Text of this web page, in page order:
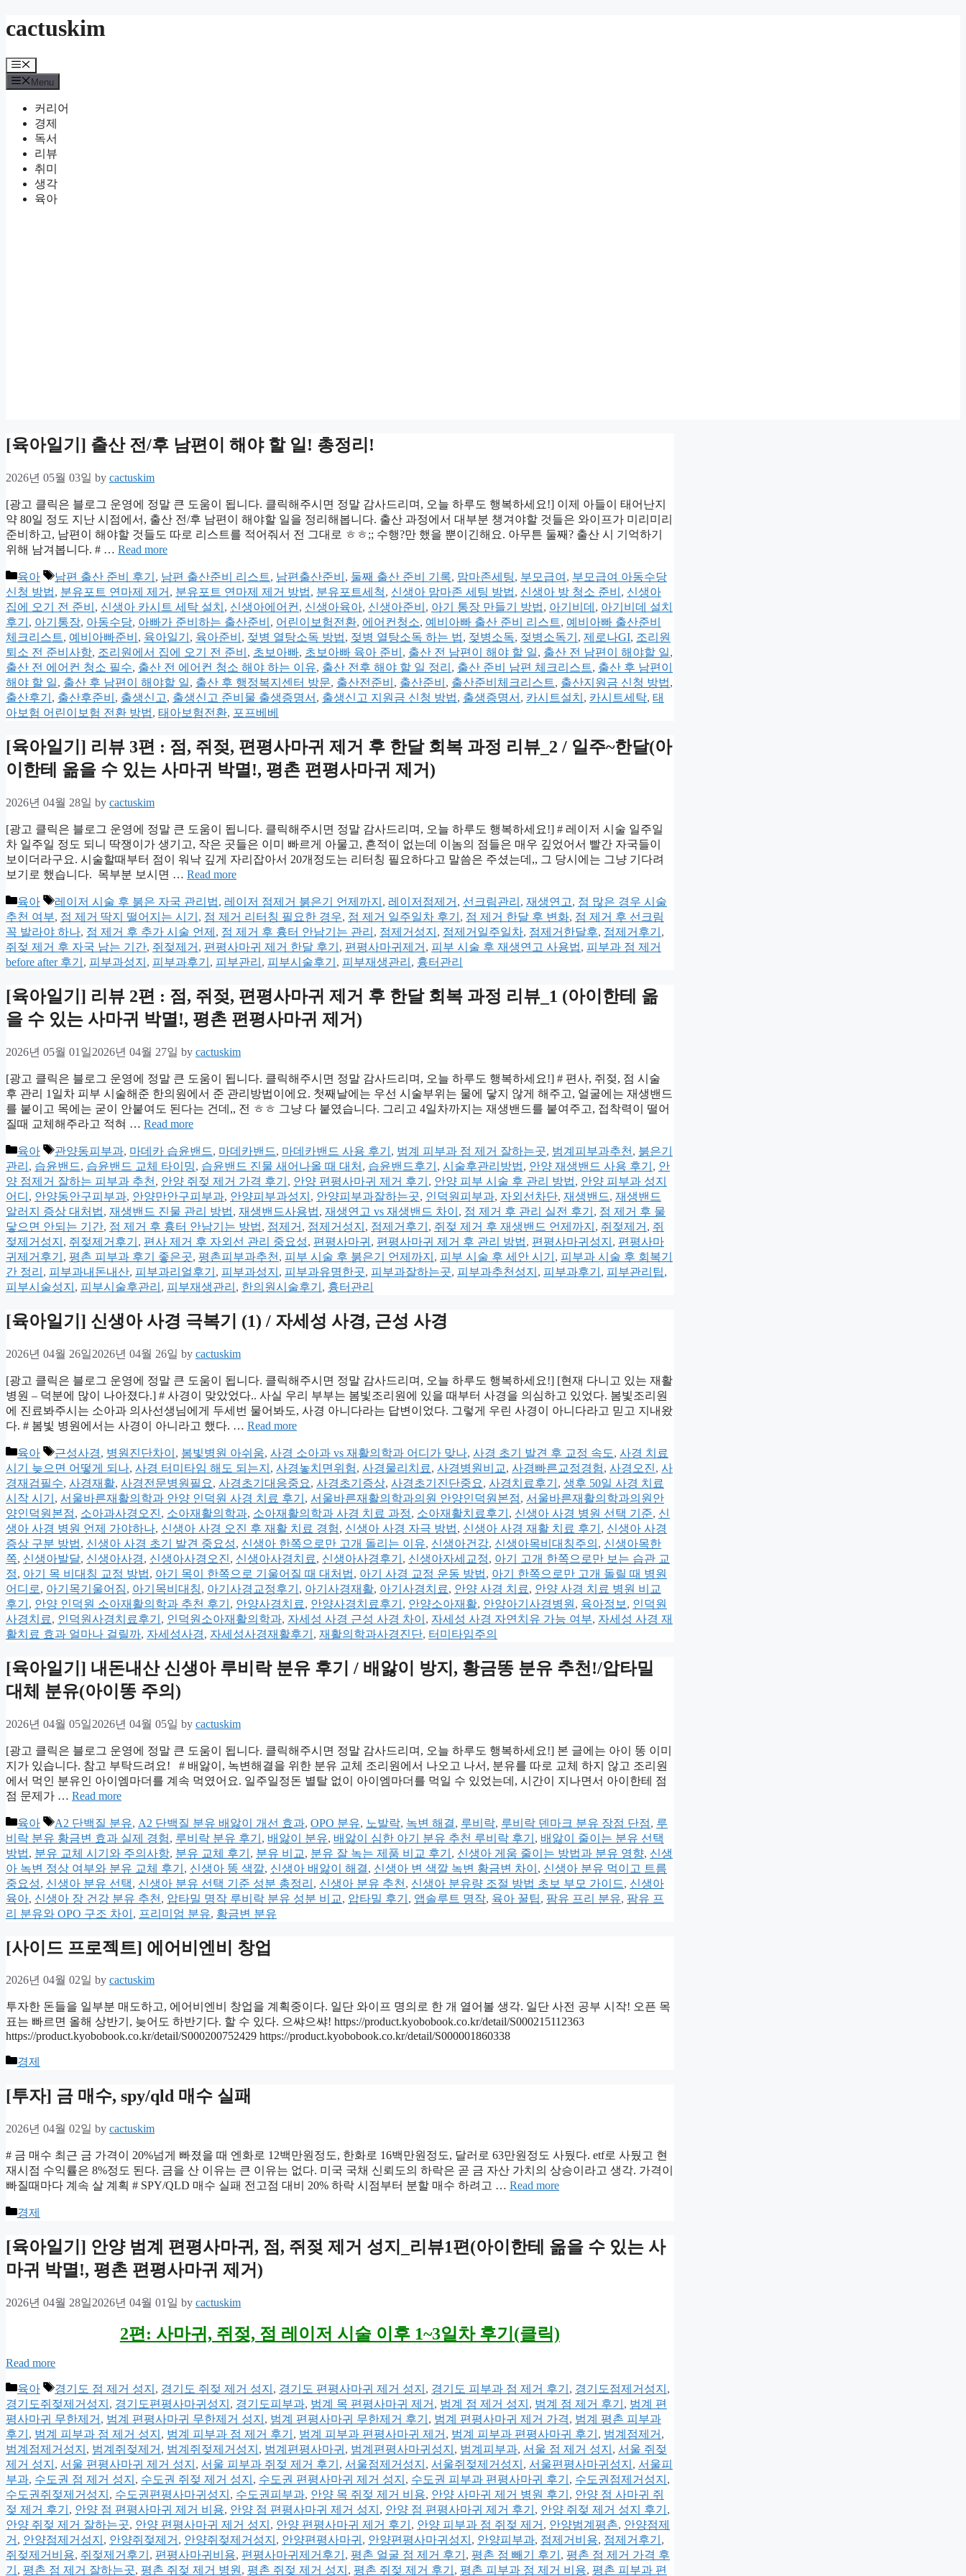
to
cactuskim
Menu
Menu
커리어
경제
독서
리뷰
취미
생각
육아
[육아일기] 출산 전/후 남편이 해야 할 일! 총정리!
2026년 05월 03일 by cactuskim
[광고 클릭은 블로그 운영에 정말 큰 도움이 됩니다. 클릭해주시면 정말 감사드리며, 오늘 하루도 행복하세요!] 이제 아들이 태어난지
약 80일 정도 지난 시점에서, 출산 전/후 남편이 해야할 일을 정리해봅니다. 출산 과정에서 대부분 챙겨야할 것들은 와이프가 미리미리
준비하고, 남편이 해야할 것들도 따로 리스트를 적어줘서 전 그대로 ㅎㅎ;; 수행?만 했을 뿐이긴해요. 아무튼 둘째? 출산 시 기억하기
위해 남겨봅니다. # … Read more
Categories
육아 Tags
남편 출산 준비 후기 , 남편 출산준비 리스트, 남편출산준비 , 둘째 출산 준비 기록, 맘마존세팅, 부모급여 , 부모급여 아동수당
신청 방법, 분유포트 연마제 제거 , 분유포트 연마제 제거 방법, 분유포트세척, 신생아 맘마존 세팅 방법, 신생아 방 청소 준비 , 신생아
집에 오기 전 준비 , 신생아 카시트 세탁 설치 , 신생아에어컨 , 신생아육아, 신생아준비 , 아기 통장 만들기 방법, 아기비데 , 아기비데 설치
후기 , 아기통장, 아동수당, 아빠가 준비하는 출산준비 , 어린이보험전환, 에어컨청소, 예비아빠 출산 준비 리스트, 예비아빠 출산준비
체크리스트, 예비아빠준비 , 육아일기 , 육아준비 , 젖병 열탕소독 방법, 젖병 열탕소독 하는 법, 젖병소독, 젖병소독기 , 제로나GI, 조리원
퇴소 전 준비사항, 조리원에서 집에 오기 전 준비 , 초보아빠, 초보아빠 육아 준비 , 출산 전 남편이 해야 할 일, 출산 전 남편이 해야할 일,
출산 전 에어컨 청소 필수, 출산 전 에어컨 청소 해야 하는 이유, 출산 전후 해야 할 일 정리 , 출산 준비 남편 체크리스트, 출산 후 남편이
해야 할 일, 출산 후 남편이 해야할 일, 출산 후 행정복지센터 방문, 출산전준비 , 출산준비 , 출산준비체크리스트, 출산지원금 신청 방법,
출산후기 , 출산후준비 , 출생신고, 출생신고 준비물 출생증명서 , 출생신고 지원금 신청 방법, 출생증명서 , 카시트설치 , 카시트세탁, 태
아보험 어린이보험 전환 방법, 태아보험전환, 포프베베
[육아일기] 리뷰 3편 : 점, 쥐젖, 편평사마귀 제거 후 한달 회복 과정 리뷰_2 / 일주~한달(아
이한테 옮을 수 있는 사마귀 박멸!, 평촌 편평사마귀 제거)
2026년 04월 28일 by cactuskim
[광고 클릭은 블로그 운영에 정말 큰 도움이 됩니다. 클릭해주시면 정말 감사드리며, 오늘 하루도 행복하세요!] # 레이저 시술 일주일
차 일주일 정도 되니 딱쟁이가 생기고, 작은 곳들은 이미 빠르게 아물고, 흔적이 없는데 이놈의 점들은 매우 깊었어서 빨간 자국들이
보이더라구요. 시술할때부터 점이 워낙 깊게 자리잡아서 20개정도는 리터칭 필요하다고 말씀은 주셨는데,, 그 당시에는 그냥 기다려
보기로 했습니다. 목부분 보시면 … Read more
Categories
육아 Tags
레이저 시술 후 붉은 자국 관리법, 레이저 점제거 붉은기 언제까지 , 레이저점제거 , 선크림관리 , 재생연고, 점 많은 경우 시술
추천 여부, 점 제거 딱지 떨어지는 시기 , 점 제거 리터칭 필요한 경우, 점 제거 일주일차 후기 , 점 제거 한달 후 변화, 점 제거 후 선크림
꼭 발라야 하나, 점 제거 후 추가 시술 언제 , 점 제거 후 흉터 안남기는 관리 , 점제거성지 , 점제거일주일차, 점제거한달후, 점제거후기 ,
쥐젖 제거 후 자국 남는 기간, 쥐젖제거 , 편평사마귀 제거 한달 후기 , 편평사마귀제거 , 피부 시술 후 재생연고 사용법, 피부과 점 제거
before after 후기 , 피부과성지 , 피부과후기 , 피부관리 , 피부시술후기 , 피부재생관리 , 흉터관리
[육아일기] 리뷰 2편 : 점, 쥐젖, 편평사마귀 제거 후 한달 회복 과정 리뷰_1 (아이한테 옮
을 수 있는 사마귀 박멸!, 평촌 편평사마귀 제거)
2026년 05월 01일2026년 04월 27일 by cactuskim
[광고 클릭은 블로그 운영에 정말 큰 도움이 됩니다. 클릭해주시면 정말 감사드리며, 오늘 하루도 행복하세요!] # 편사, 쥐젖, 점 시술
후 관리 1일차 피부 시술해준 한의원에서 준 관리방법이에요. 첫째날에는 우선 시술부위는 물에 닿지 않게 해주고, 얼굴에는 재생밴드
를 붙이고 목에는 굳이 안붙여도 된다는 건데,, 전 ㅎㅎ 그냥 다 붙였습니다. 그리고 4일차까지는 재생밴드를 붙여주고, 접착력이 떨어
질때 교체해주라고 적혀 … Read more
Categories
육아 Tags
관양동피부과, 마데카 습윤밴드, 마데카밴드, 마데카밴드 사용 후기 , 범계 피부과 점 제거 잘하는곳, 범계피부과추천 , 붉은기
관리 , 습윤밴드, 습윤밴드 교체 타이밍, 습윤밴드 진물 새어나올 때 대처 , 습윤밴드후기 , 시술후관리방법, 안양 재생밴드 사용 후기 , 안
양 점제거 잘하는 피부과 추천 , 안양 쥐젖 제거 가격 후기 , 안양 편평사마귀 제거 후기 , 안양 피부 시술 후 관리 방법, 안양 피부과 성지
어디 , 안양동안구피부과, 안양만안구피부과, 안양피부과성지 , 안양피부과잘하는곳, 인덕원피부과, 자외선차단, 재생밴드, 재생밴드
알러지 증상 대처법, 재생밴드 진물 관리 방법, 재생밴드사용법, 재생연고 vs 재생밴드 차이 , 점 제거 후 관리 실전 후기 , 점 제거 후 물
닿으면 안되는 기간, 점 제거 후 흉터 안남기는 방법, 점제거 , 점제거성지 , 점제거후기 , 쥐젖 제거 후 재생밴드 언제까지 , 쥐젖제거 , 쥐
젖제거성지 , 쥐젖제거후기 , 편사 제거 후 자외선 관리 중요성, 편평사마귀 , 편평사마귀 제거 후 관리 방법, 편평사마귀성지 , 편평사마
귀제거후기 , 평촌 피부과 후기 좋은곳, 평촌피부과추천 , 피부 시술 후 붉은기 언제까지 , 피부 시술 후 세안 시기 , 피부과 시술 후 회복기
간 정리 , 피부과내돈내산, 피부과리얼후기 , 피부과성지 , 피부과유명한곳, 피부과잘하는곳, 피부과추천성지 , 피부과후기 , 피부관리팁,
피부시술성지 , 피부시술후관리 , 피부재생관리 , 한의원시술후기 , 흉터관리
[육아일기] 신생아 사경 극복기 (1) / 자세성 사경, 근성 사경
2026년 04월 26일2026년 04월 26일 by cactuskim
[광고 클릭은 블로그 운영에 정말 큰 도움이 됩니다. 클릭해주시면 정말 감사드리며, 오늘 하루도 행복하세요!] [현재 다니고 있는 재활
병원 – 덕분에 많이 나아졌다.] # 사경이 맞았었다.. 사실 우리 부부는 봄빛조리원에 있을 때부터 사경을 의심하고 있었다. 봄빛조리원
에 진료봐주시는 소아과 의사선생님에게 두세번 물어봐도, 사경 아니다라는 답변이었다. 그렇게 우린 사경이 아니다라고 믿고 지내왔
다. # 봄빛 병원에서는 사경이 아니라고 했다. … Read more
Categories
육아 Tags
근성사경, 병원진단차이 , 봄빛병원 아쉬움, 사경 소아과 vs 재활의학과 어디가 맞나, 사경 초기 발견 후 교정 속도, 사경 치료
시기 늦으면 어떻게 되나, 사경 터미타임 해도 되는지 , 사경놓치면위험, 사경물리치료, 사경병원비교, 사경빠른교정경험, 사경오진, 사
경재검필수, 사경재활, 사경전문병원필요, 사경초기대응중요, 사경초기증상, 사경초기진단중요, 사경치료후기 , 생후 50일 사경 치료
시작 시기 , 서울바른재활의학과 안양 인덕원 사경 치료 후기 , 서울바른재활의학과의원 안양인덕원본점, 서울바른재활의학과의원안
양인덕원본점, 소아과사경오진, 소아재활의학과, 소아재활의학과 사경 치료 과정, 소아재활치료후기 , 신생아 사경 병원 선택 기준, 신
생아 사경 병원 언제 가야하나, 신생아 사경 오진 후 재활 치료 경험, 신생아 사경 자극 방법, 신생아 사경 재활 치료 후기 , 신생아 사경
증상 구분 방법, 신생아 사경 초기 발견 중요성, 신생아 한쪽으로만 고개 돌리는 이유, 신생아건강, 신생아목비대칭주의 , 신생아목한
쪽, 신생아발달, 신생아사경, 신생아사경오진, 신생아사경치료, 신생아사경후기 , 신생아자세교정, 아기 고개 한쪽으로만 보는 습관 교
정, 아기 목 비대칭 교정 방법, 아기 목이 한쪽으로 기울어질 때 대처법, 아기 사경 교정 운동 방법, 아기 한쪽으로만 고개 돌릴 때 병원
어디로, 아기목기울어짐, 아기목비대칭, 아기사경교정후기 , 아기사경재활, 아기사경치료, 안양 사경 치료, 안양 사경 치료 병원 비교
후기 , 안양 인덕원 소아재활의학과 추천 후기 , 안양사경치료, 안양사경치료후기 , 안양소아재활, 안양아기사경병원 , 육아정보 , 인덕원
사경치료, 인덕원사경치료후기 , 인덕원소아재활의학과, 자세성 사경 근성 사경 차이 , 자세성 사경 자연치유 가능 여부, 자세성 사경 재
활치료 효과 얼마나 걸릴까, 자세성사경, 자세성사경재활후기 , 재활의학과사경진단, 터미타임주의
[육아일기] 내돈내산 신생아 루비락 분유 후기 / 배앓이 방지, 황금똥 분유 추천!/압타밀
대체 분유(아이똥 주의)
2026년 04월 05일2026년 04월 05일 by cactuskim
[광고 클릭은 블로그 운영에 정말 큰 도움이 됩니다. 클릭해주시면 정말 감사드리며, 오늘 하루도 행복하세요!] 본 글에는 아이 똥 이미
지가 있습니다. 참고 부탁드려요! # 배앓이, 녹변해결을 위한 분유 교체 조리원에서 나오고 나서, 분유를 따로 교체 하지 않고 조리원
에서 먹인 분유인 아이엠마더를 계속 먹였어요. 일주일정돈 별탈 없이 아이엠마더를 먹일 수 있었는데, 시간이 지나면서 아이한테 점
점 문제가 … Read more
Categories
육아 Tags
A2 단백질 분유, A2 단백질 분유 배앓이 개선 효과, OPO 분유, 노발락, 녹변 해결, 루비락, 루비락 덴마크 분유 장점 단점, 루
비락 분유 황금변 효과 실제 경험, 루비락 분유 후기 , 배앓이 분유, 배앓이 심한 아기 분유 추천 루비락 후기 , 배앓이 줄이는 분유 선택
방법, 분유 교체 시기와 주의사항, 분유 교체 후기 , 분유 비교, 분유 잘 녹는 제품 비교 후기 , 신생아 게움 줄이는 방법과 분유 영향, 신생
아 녹변 정상 여부와 분유 교체 후기 , 신생아 똥 색깔, 신생아 배앓이 해결, 신생아 변 색깔 녹변 황금변 차이 , 신생아 분유 먹이고 트름
중요성, 신생아 분유 선택, 신생아 분유 선택 기준 성분 총정리 , 신생아 분유 추천 , 신생아 분유량 조절 방법 초보 부모 가이드, 신생아
육아, 신생아 장 건강 분유 추천 , 압타밀 명작 루비락 분유 성분 비교, 압타밀 후기 , 앱솔루트 명작, 육아 꿀팁, 팜유 프리 분유, 팜유 프
리 분유와 OPO 구조 차이 , 프리미엄 분유, 황금변 분유
[사이드 프로젝트] 에어비엔비 창업
2026년 04월 02일 by cactuskim
투자한 돈들을 일부분 매도하고, 에어비엔비 창업을 계획중이다. 일단 와이프 명의로 한 개 열어볼 생각. 일단 사전 공부 시작! 오픈 목
표는 빠르면 올해 상반기, 늦어도 하반기다. 할 수 있다. 으쌰으쌰! https://product.kyobobook.co.kr/detail/S000215112363
https://product.kyobobook.co.kr/detail/S000200752429 https://product.kyobobook.co.kr/detail/S000001860338
Categories
경제
[투자] 금 매수, spy/qld 매수 실패
2026년 04월 02일 by cactuskim
# 금 매수 최근 금 가격이 20%넘게 빠졌을 때 엔화로 12백만원정도, 한화로 16백만원정도, 달러로 63만원정도 사뒀다. etf로 사뒀고 현
재시점 수익률은 8%정도 된다. 금을 산 이유는 큰 이유는 없다. 미국 국채 신뢰도의 하락은 곧 금 자산 가치의 상승이라고 생각. 가격이
빠질때마다 계속 살 계획 # SPY/QLD 매수 실패 전고점 대비 20% 하락 시점부터 분할 매수 하려고 … Read more
Categories
경제
[육아일기] 안양 범계 편평사마귀, 점, 쥐젖 제거 성지_리뷰1편(아이한테 옮을 수 있는 사
마귀 박멸!, 평촌 편평사마귀 제거)
2026년 04월 28일2026년 04월 01일 by cactuskim
2편: 사마귀, 쥐젖, 점 레이저 시술 이후 1~3일차 후기(클릭)
Read more
Categories
육아 Tags
경기도 점 제거 성지 , 경기도 쥐젖 제거 성지 , 경기도 편평사마귀 제거 성지 , 경기도 피부과 점 제거 후기 , 경기도점제거성지 ,
경기도쥐젖제거성지 , 경기도편평사마귀성지 , 경기도피부과, 범계 목 편평사마귀 제거 , 범계 점 제거 성지 , 범계 점 제거 후기 , 범계 편
평사마귀 무한제거 , 범계 편평사마귀 무한제거 성지 , 범계 편평사마귀 무한제거 후기 , 범계 편평사마귀 제거 가격, 범계 평촌 피부과
후기 , 범계 피부과 점 제거 성지 , 범계 피부과 점 제거 후기 , 범계 피부과 편평사마귀 제거 , 범계 피부과 편평사마귀 후기 , 범계점제거 ,
범계점제거성지 , 범계쥐젖제거 , 범계쥐젖제거성지 , 범계편평사마귀 , 범계편평사마귀성지 , 범계피부과, 서울 점 제거 성지 , 서울 쥐젖
제거 성지 , 서울 편평사마귀 제거 성지 , 서울 피부과 쥐젖 제거 후기 , 서울점제거성지 , 서울쥐젖제거성지 , 서울편평사마귀성지 , 서울피
부과, 수도권 점 제거 성지 , 수도권 쥐젖 제거 성지 , 수도권 편평사마귀 제거 성지 , 수도권 피부과 편평사마귀 후기 , 수도권점제거성지 ,
수도권쥐젖제거성지 , 수도권편평사마귀성지 , 수도권피부과, 안양 목 쥐젖 제거 비용, 안양 사마귀 제거 병원 후기 , 안양 점 사마귀 쥐
젖 제거 후기 , 안양 점 편평사마귀 제거 비용, 안양 점 편평사마귀 제거 성지 , 안양 점 편평사마귀 제거 후기 , 안양 쥐젖 제거 성지 후기 ,
안양 쥐젖 제거 잘하는곳, 안양 편평사마귀 제거 성지 , 안양 편평사마귀 제거 후기 , 안양 피부과 점 쥐젖 제거 , 안양범계평촌, 안양점제
거 , 안양점제거성지 , 안양쥐젖제거 , 안양쥐젖제거성지 , 안양편평사마귀 , 안양편평사마귀성지 , 안양피부과, 점제거비용, 점제거후기 ,
쥐젖제거비용, 쥐젖제거후기 , 편평사마귀비용, 편평사마귀제거후기 , 평촌 얼굴 점 제거 후기 , 평촌 점 빼기 후기 , 평촌 점 제거 가격 후
기 , 평촌 점 제거 잘하는곳, 평촌 쥐젖 제거 병원 , 평촌 쥐젖 제거 성지 , 평촌 쥐젖 제거 후기 , 평촌 피부과 점 제거 비용, 평촌 피부과 편